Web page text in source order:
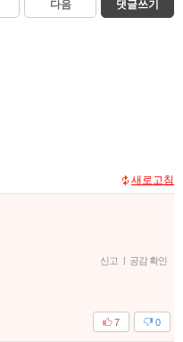
다음 댓글쓰기
새로고침
신고 | 공감 확인
0
7